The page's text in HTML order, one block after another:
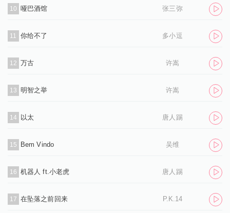
10 哑巴酒馆 张三弥
11 你给不了 多小逗
12 万古 许嵩
13 明智之举 许嵩
14 以太 唐人踢
15 Bem Vindo 吴维
16 机器人 ft.小老虎 唐人踢
17 在坠落之前回来 P.K.14